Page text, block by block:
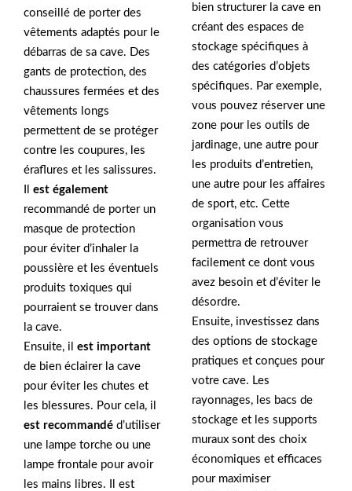
conseillé de porter des
vêtements adaptés pour le
débarras de sa cave. Des
gants de protection, des
chaussures fermées et des
vêtements longs
permettent de se protéger
contre les coupures, les
éraflures et les salissures.
est également
recommandé de porter un
masque de protection
pour éviter d’inhaler la
poussière et les éventuels
produits toxiques qui
pourraient se trouver dans
la cave.
Ensuite, il est important
de bien éclairer la cave
pour éviter les chutes et
les blessures. Pour cela, il
est recommandé d’utiliser
une lampe torche ou une
lampe frontale pour avoir
les mains libres. Il est
bien structurer la cave en
créant des espaces de
stockage spécifiques à
des catégories d’objets
spécifiques. Par exemple,
vous pouvez réserver une
zone pour les outils de
jardinage, une autre pour
les produits d’entretien,
une autre pour les affaires
de sport, etc. Cette
organisation vous
permettra de retrouver
facilement ce dont vous
avez besoin et d’éviter le
désordre.
Ensuite, investissez dans
des options de stockage
pratiques et conçues pour
votre cave. Les
rayonnages, les bacs de
stockage et les supports
muraux sont des choix
économiques et efficaces
pour maximiser